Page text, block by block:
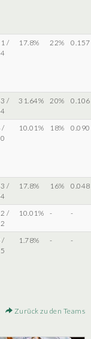
/
17.8% 22% 0.157
/
31.64% 20% 0.106
/
10.01% 18% 0.090
/
17.8% 16% 0.048
/
10.01% - -
/
1.78% - -
Zurück zu den Teams